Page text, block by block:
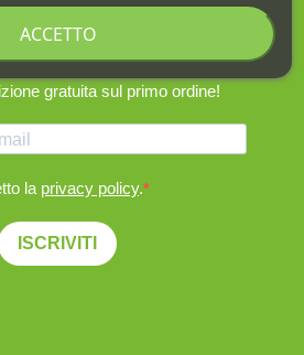
gratuita sul primo ordine!
la privacy policy.
ISCRIVITI
ACCETTO